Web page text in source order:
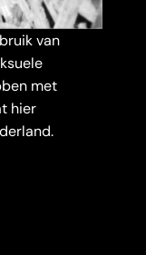
van
met
hier